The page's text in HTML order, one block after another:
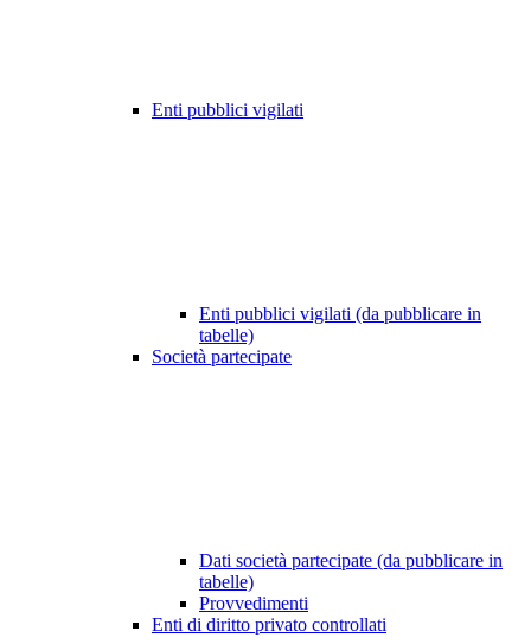
Enti pubblici vigilati
Enti pubblici vigilati (da pubblicare in
tabelle)
Società partecipate
Dati società partecipate (da pubblicare in
tabelle)
Provvedimenti
Enti di diritto privato controllati